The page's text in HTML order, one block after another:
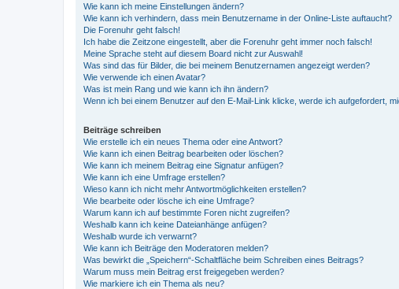
Wie kann ich meine Einstellungen ändern?
Wie kann ich verhindern, dass mein Benutzername in der Online-Liste auftaucht?
Die Forenuhr geht falsch!
Ich habe die Zeitzone eingestellt, aber die Forenuhr geht immer noch falsch!
Meine Sprache steht auf diesem Board nicht zur Auswahl!
Was sind das für Bilder, die bei meinem Benutzernamen angezeigt werden?
Wie verwende ich einen Avatar?
Was ist mein Rang und wie kann ich ihn ändern?
Wenn ich bei einem Benutzer auf den E-Mail-Link klicke, werde ich aufgefordert,
Beiträge schreiben
Wie erstelle ich ein neues Thema oder eine Antwort?
Wie kann ich einen Beitrag bearbeiten oder löschen?
Wie kann ich meinem Beitrag eine Signatur anfügen?
Wie kann ich eine Umfrage erstellen?
Wieso kann ich nicht mehr Antwortmöglichkeiten erstellen?
Wie bearbeite oder lösche ich eine Umfrage?
Warum kann ich auf bestimmte Foren nicht zugreifen?
Weshalb kann ich keine Dateianhänge anfügen?
Weshalb wurde ich verwarnt?
Wie kann ich Beiträge den Moderatoren melden?
Was bewirkt die „Speichern“-Schaltfläche beim Schreiben eines Beitrags?
Warum muss mein Beitrag erst freigegeben werden?
Wie markiere ich ein Thema als neu?